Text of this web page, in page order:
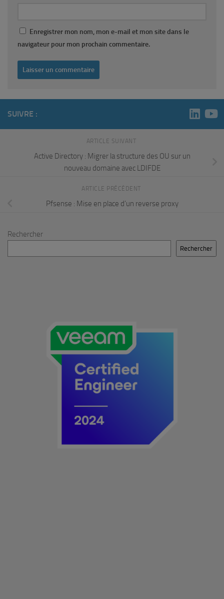
Enregistrer mon nom, mon e-mail et mon site dans le
navigateur pour mon prochain commentaire.
SUIVRE :
ARTICLE SUIVANT
Active Directory : Migrer la structure des OU sur un
nouveau domaine avec LDIFDE
ARTICLE PRÉCÉDENT
Pfsense : Mise en place d’un reverse proxy
Rechercher
Rechercher